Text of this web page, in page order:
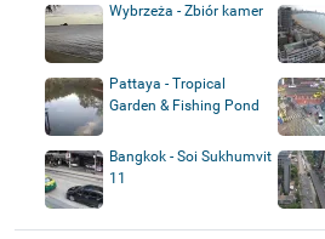
Wybrzeża - Zbiór kamer
Pattaya - Tropical
Garden & Fishing Pond
Bangkok - Soi Sukhumvit
11